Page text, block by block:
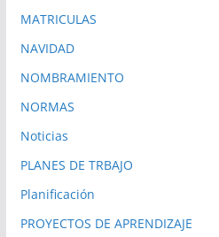
MATRICULAS
NAVIDAD
NOMBRAMIENTO
NORMAS
Noticias
PLANES DE TRBAJO
Planificación
PROYECTOS DE APRENDIZAJE